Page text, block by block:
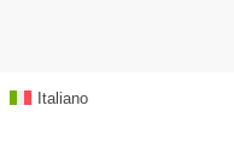
Italiano